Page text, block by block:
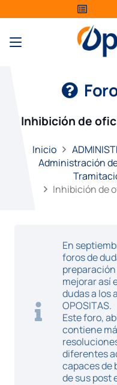
Inhibición de
Inicio
Administración
Inhibición de
En
foros de
mejorar así
dudas a los
OPOSITAS.
Este foro,
contiene
diferentes
capaces de
de sus post